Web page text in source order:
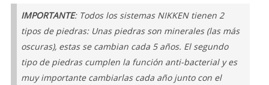
IMPORTANTE: Todos los sistemas NIKKEN tienen 2
tipos de piedras: Unas piedras son minerales (las más
oscuras), estas se cambian cada 5 años. El segundo
tipo de piedras cumplen la función anti-bacterial y es
muy importante cambiarlas cada año junto con el